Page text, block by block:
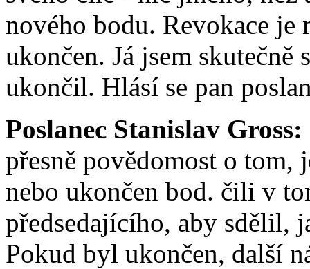
nového bodu. Revokace
ukončen. Já jsem
ukončil. Hlásí se pan
Poslanec Stanislav Gross:
přesně povědomost o tom,
nebo ukončen bod. čili v
předsedajícího, aby sdělil,
Pokud byl ukončen, další